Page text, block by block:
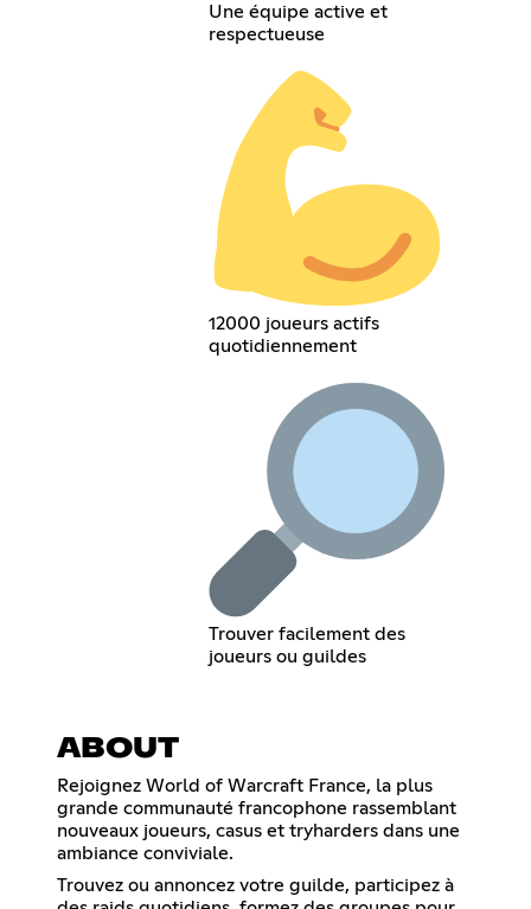
Une équipe active et
respectueuse
12000 joueurs actifs
quotidiennement
Trouver facilement des
joueurs ou guildes
ABOUT
Rejoignez World of Warcraft France, la plus
grande communauté francophone rassemblant
nouveaux joueurs, casus et tryharders dans une
ambiance conviviale.
Trouvez ou annoncez votre guilde, participez à